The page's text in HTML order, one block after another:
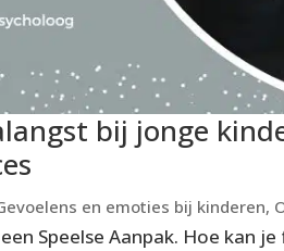
bij jonge
en emoties bij kinderen,
Speelse Aanpak. Hoe kan